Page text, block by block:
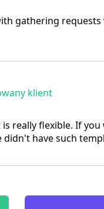
gathering
klient
is really flexible. If
didn't have such